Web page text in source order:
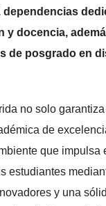
dependencias
y docencia,
de posgrado en
no solo
de
que impulsa
estudiantes
y una